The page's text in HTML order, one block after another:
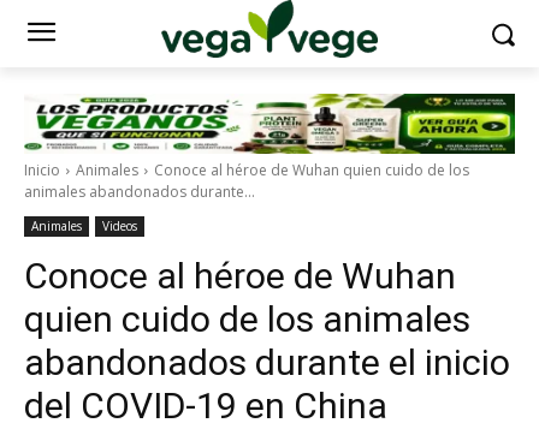
Inicio Animales
Conoce al héroe de Wuhan quien cuido de los
animales abandonados durante...
Animales Videos
Conoce al héroe de Wuhan
quien cuido de los animales
abandonados durante el inicio
del COVID-19 en China